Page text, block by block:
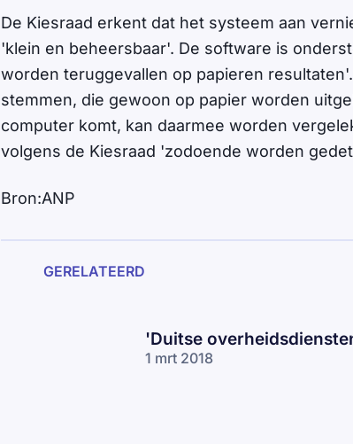
De Kiesraad erkent dat het systeem aan
'klein en beheersbaar'. De software is
worden teruggevallen op papieren
stemmen, die gewoon op papier worden
computer komt, kan daarmee worden
volgens de Kiesraad 'zodoende worden
Bron:ANP
GERELATEERD
'Duitse
1 mrt 2018